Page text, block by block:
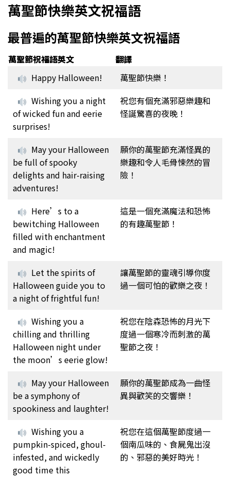
萬聖節快樂英文祝福語
最普遍的萬聖節快樂英文祝福語
萬聖節祝福語英文
翻譯
Happy Halloween!
萬聖節快樂！
Wishing you a night
of wicked fun and eerie
surprises!
祝您有個充滿邪惡樂趣和
怪誕驚喜的夜晚！
May your Halloween
be full of spooky
delights and hair-raising
adventures!
願你的萬聖節充滿怪異的
樂趣和令人毛骨悚然的冒
險！
Here’s to a
bewitching Halloween
filled with enchantment
and magic!
這是一個充滿魔法和恐怖
的有趣萬聖節！
Let the spirits of
Halloween guide you to
a night of frightful fun!
讓萬聖節的靈魂引導你度
過一個可怕的歡樂之夜！
Wishing you a
chilling and thrilling
Halloween night under
the moon’s eerie glow!
祝您在陰森恐怖的月光下
度過一個寒冷而刺激的萬
聖節之夜！
May your Halloween
be a symphony of
spookiness and laughter!
願你的萬聖節成為一曲怪
異與歡笑的交響樂！
Wishing you a
pumpkin-spiced, ghoul-
infested, and wickedly
good time this
祝您在這個萬聖節度過一
個南瓜味的、食屍鬼出沒
的、邪惡的美好時光！